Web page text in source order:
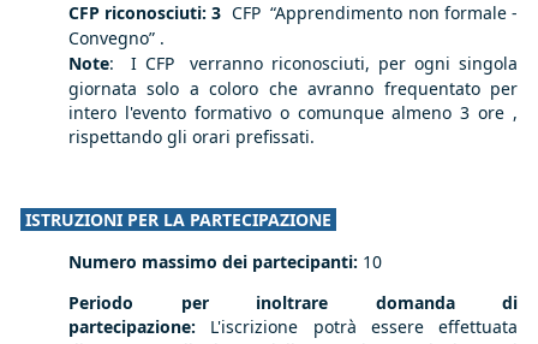
CFP riconosciuti: 3 CFP“Apprendimento non formale -
Convegno” .
Note: I CFP verranno riconosciuti, per ogni singola
giornata solo a coloro che avranno frequentato per
intero l'evento formativo o comunque almeno 3 ore ,
rispettando gli orari prefissati.
ISTRUZIONI PER LA PARTECIPAZIONE
Numero massimo dei partecipanti: 10
Periodo per inoltrare domanda di
partecipazione: L'iscrizione potrà essere effettuata